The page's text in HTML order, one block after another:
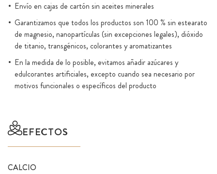
Envío en cajas de cartón sin aceites minerales
Garantizamos que todos los productos son 100 % sin estearato
de magnesio, nanopartículas (sin excepciones legales), dióxido
de titanio, transgénicos, colorantes y aromatizantes
En la medida de lo posible, evitamos añadir azúcares y
edulcorantes artificiales, excepto cuando sea necesario por
motivos funcionales o específicos del producto
EFECTOS
CALCIO